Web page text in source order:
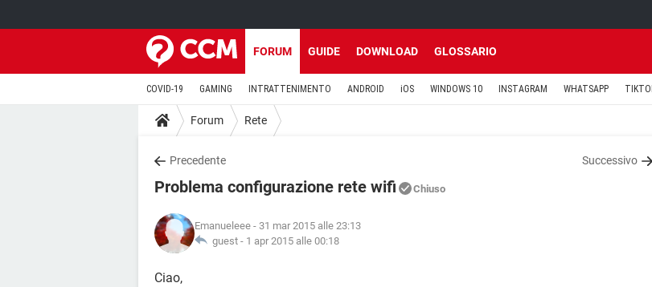
FORUM GUIDE DOWNLOAD GLOSSARIO
COVID-19 GAMING INTRATTENIMENTO ANDROID iOS WINDOWS 10 INSTAGRAM WHATSAPP
Forum Rete
Precedente Successivo
Problema configurazione rete wifi Chiuso
Emanueleee - 31 mar 2015 alle 23:13
guest - 1 apr 2015 alle 00:18
Ciao,